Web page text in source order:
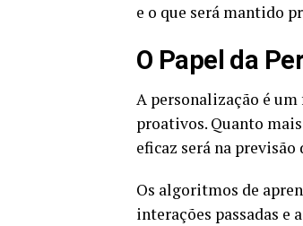
e o que será mantido
O Papel da
A personalização é
proativos. Quanto
eficaz será na previsão
Os algoritmos de
interações passadas e